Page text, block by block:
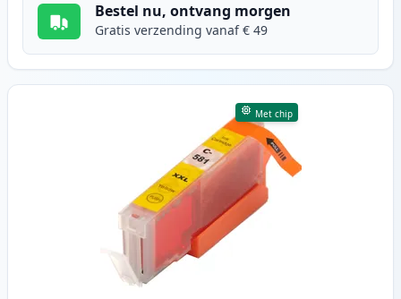
Bestel nu, ontvang morgen
Gratis verzending vanaf € 49
Met chip